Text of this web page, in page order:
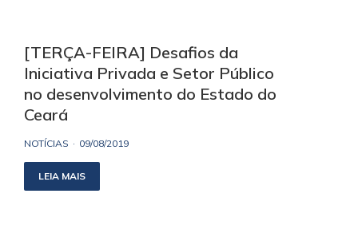
[TERÇA-FEIRA] Desafios da
Iniciativa Privada e Setor Público
no desenvolvimento do Estado do
Ceará
NOTÍCIAS 09/08/2019
LEIA MAIS